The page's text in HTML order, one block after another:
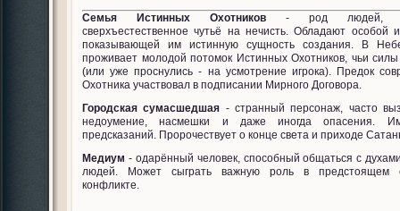
Семья Истинных Охотников - род людей,
сверхъестественное чутьё на нечисть. Обладают особой
показывающей им истинную сущность создания. В
проживает молодой потомок Истинных Охотников, чьи
(или уже проснулись - на усмотрение игрока). Предок
Охотника участвовал в подписании Мирного Договора.
Городская сумасшедшая - странный персонаж, часто
недоумение, насмешки и даже иногда опасения.
предсказаний. Пророчествует о конце света и приходе
Медиум - одарённый человек, способный общаться с
людей. Может сыграть важную роль в предстоящем
конфликте.